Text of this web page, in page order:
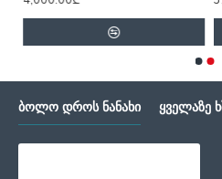
ᲑᲝᲚᲝ ᲓᲠᲝᲡ ᲜᲐᲜᲐᲮᲘ ᲧᲕᲔᲚᲐᲖᲔ